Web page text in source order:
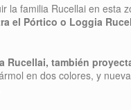
la familia Rucellai en esta
el Pórtico o Loggia
Rucellai, también
en dos colores, y